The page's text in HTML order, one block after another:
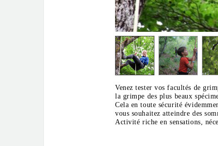
Venez tester vos facultés de
la grimpe des plus beaux
Cela en toute sécurité
vous souhaitez atteindre des
Activité riche en sensations,